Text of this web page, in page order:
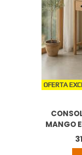
OFERTA
MANGO